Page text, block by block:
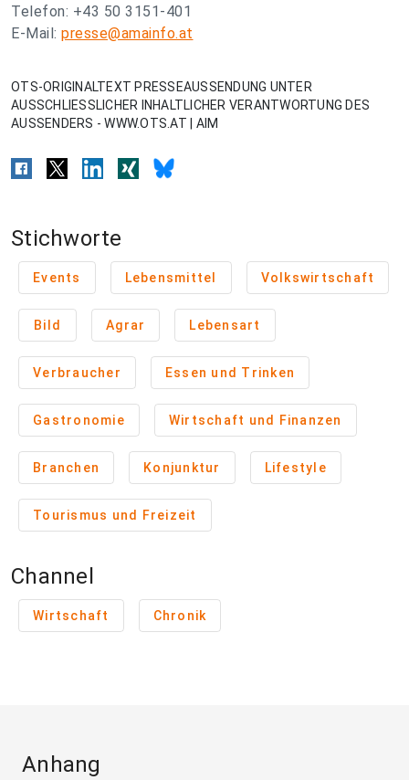
Telefon: +43 50 3151-401
E-Mail: presse@amainfo.at
OTS-ORIGINALTEXT PRESSEAUSSENDUNG UNTER
AUSSCHLIESSLICHER INHALTLICHER VERANTWORTUNG DES
AUSSENDERS - WWW.OTS.AT | AIM
Stichworte
Events Lebensmittel Volkswirtschaft
Bild Agrar Lebensart
Verbraucher Essen und Trinken
Gastronomie Wirtschaft und Finanzen
Branchen Konjunktur Lifestyle
Tourismus und Freizeit
Channel
Wirtschaft Chronik
Anhang